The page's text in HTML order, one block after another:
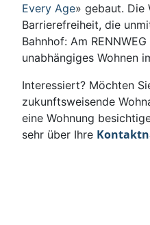
Every Age» gebaut. Die
Barrierefreiheit, die
Bahnhof: Am
unabhängiges Wohnen
Interessiert? Möchten
zukunftsweisende
eine Wohnung
sehr über Ihre